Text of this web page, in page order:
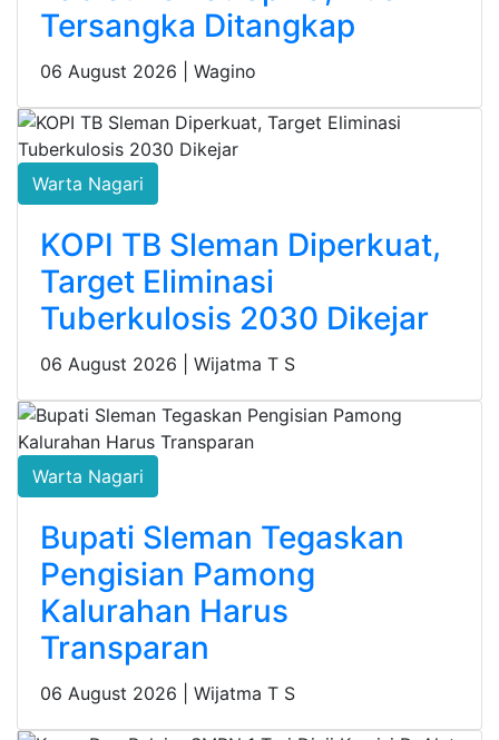
Tersangka Ditangkap
06 August 2026 | Wagino
Warta Nagari
KOPI TB Sleman Diperkuat,
Target Eliminasi
Tuberkulosis 2030 Dikejar
06 August 2026 | Wijatma T S
Warta Nagari
Bupati Sleman Tegaskan
Pengisian Pamong
Kalurahan Harus
Transparan
06 August 2026 | Wijatma T S